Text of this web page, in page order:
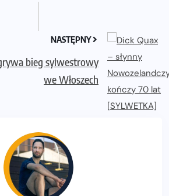
NASTĘPNY
bieg sylwestrowy
we Włoszech